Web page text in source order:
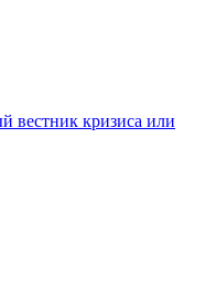
кризиса или